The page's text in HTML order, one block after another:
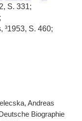
2, S. 331;
³1953, S. 460;
Andreas
Biographie